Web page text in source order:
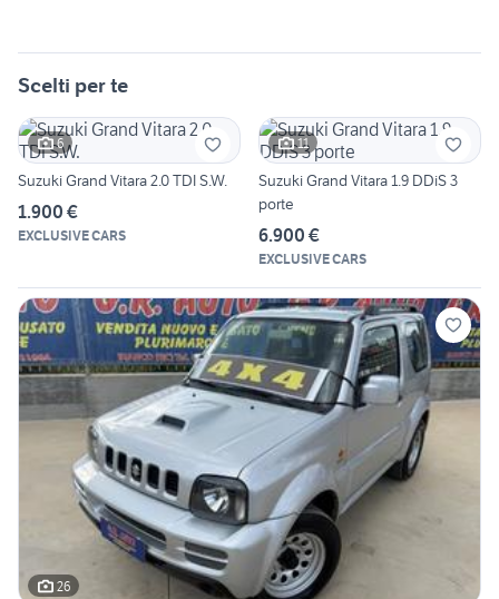
Scelti per te
6
Suzuki Grand Vitara 2.0 TDI S.W.
1.900 €
EXCLUSIVE CARS
11
Suzuki Grand Vitara 1.9 DDiS 3
porte
6.900 €
EXCLUSIVE CARS
26